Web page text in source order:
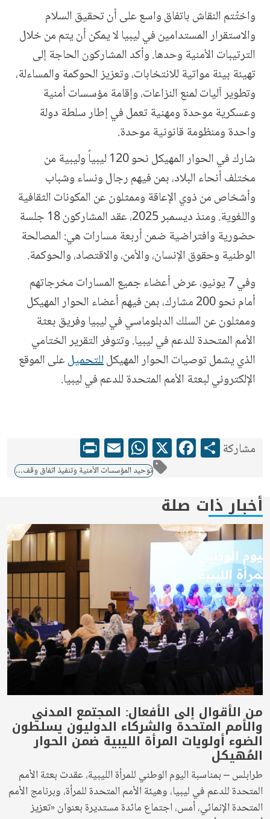
واختُتم النقاش باتفاق واسع على أن تحقيق السلام
والاستقرار المستدامين في ليبيا لا يمكن أن يتم من خلال
الترتيبات الأمنية وحدها. وأكد المشاركون الحاجة إلى
تهيئة بيئة مواتية للانتخابات، وتعزيز الحوكمة والمساءلة،
وتطوير آليات لمنع النزاعات، وإقامة مؤسسات أمنية
وعسكرية موحدة ومهنية تعمل في إطار سلطة دولة
واحدة ومنظومة قانونية موحدة.
شارك في الحوار المهيكل نحو 120 ليبياً وليبية من
مختلف أنحاء البلاد، بمن فيهم رجال ونساء وشباب
وأشخاص من ذوي الإعاقة وممثلون عن المكونات الثقافية
واللغوية. ومنذ ديسمبر 2025، عقد المشاركون 18 جلسة
حضورية وافتراضية ضمن أربعة مسارات هي: المصالحة
الوطنية وحقوق الإنسان، والأمن، والاقتصاد، والحوكمة.
وفي 7 يونيو، عرض أعضاء جميع المسارات مخرجاتهم
أمام نحو 200 مشارك، بمن فيهم أعضاء الحوار المهيكل
وممثلون عن السلك الدبلوماسي في ليبيا وفريق بعثة
الأمم المتحدة للدعم في ليبيا. وتتوفر التقرير الختامي
الذي يشمل توصيات الحوار المهيكلللتحميلعلى الموقع
الإلكتروني لبعثة الأمم المتحدة للدعم في ليبيا.
مشاركةShare
Facebook
X
WhatsApp
Email
Print
توحيد المؤسسات الأمنية وتنفيذ اتفاق وقف إطلاق النار
أخبار ذات صلة
من الأقوال إلى الأفعال: المجتمع المدني
والأمم المتحدة والشركاء الدوليون يسلطون
الضوء أولويات المرأة الليبية ضمن الحوار
المُهيكل
طرابلس – بمناسبة اليوم الوطني للمرأة الليبية، عقدت بعثة الأمم
المتحدة للدعم في ليبيا، وهيئة الأمم المتحدة للمرأة، وبرنامج الأمم
المتحدة الإنمائي، أمس، اجتماع مائدة مستديرة بعنوان «تعزيز